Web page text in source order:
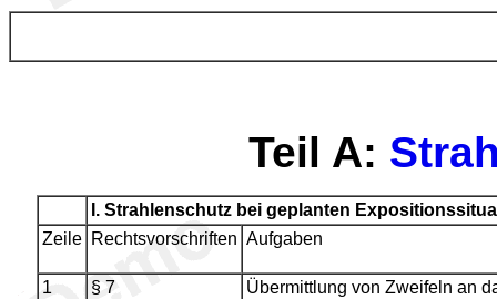
Teil A:
I.Strahlenschutz bei geplanten
Zeile
Rechtsvorschriften Aufgaben
1 § 7
Übermittlung von Zweifeln an